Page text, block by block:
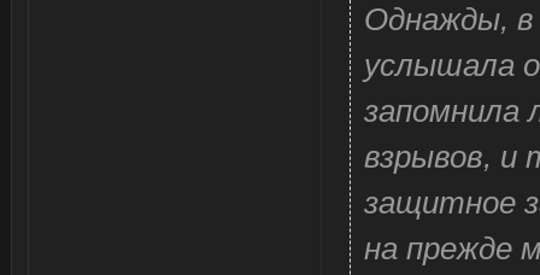
Однажды, в
услышала
запомнила
взрывов, и
защитное
на прежде